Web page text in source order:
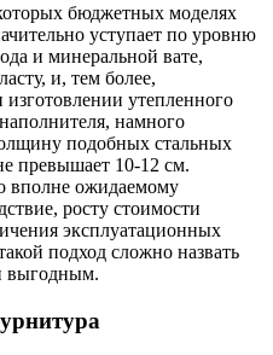
бюджетных моделях
уступает по уровню
и минеральной вате,
и, тем более,
утепленного
намного
подобных стальных
превышает 10-12 см.
вполне ожидаемому
росту стоимости
эксплуатационных
подход сложно назвать
выгодным.